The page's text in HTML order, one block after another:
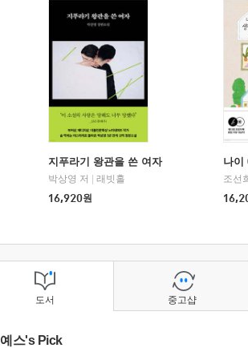
지푸라기 왕관을 쓴 여자
박상영 저
래빗홀
16,920원
나이
조선
도서
예스's Pick
중고샵